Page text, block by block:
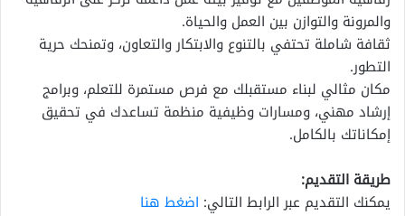
والمرونة والتوازن بين العمل والحياة.
ثقافة شاملة تحتفي بالتنوع والابتكار والتعاون، وتمنحك حرية
التطور.
مكان مثالي لبناء مستقبلك مع فرص مستمرة للتعلم، وبرامج
إرشاد مهني، ومسارات وظيفية منظمة تساعدك في تحقيق
إمكاناتك بالكامل.
طريقة التقديم:
يمكنك التقديم عبر الرابط التالي: اضغط هنا